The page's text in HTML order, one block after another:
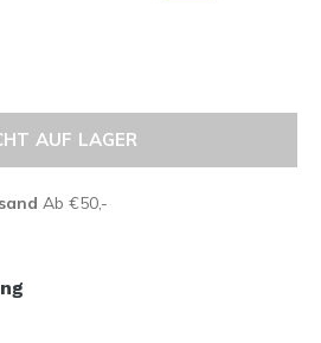
AUF LAGER
Ab €50,-